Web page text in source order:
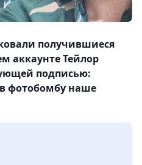
получившиеся
аккаунте Тейлор
подписью:
фотобомбу наше